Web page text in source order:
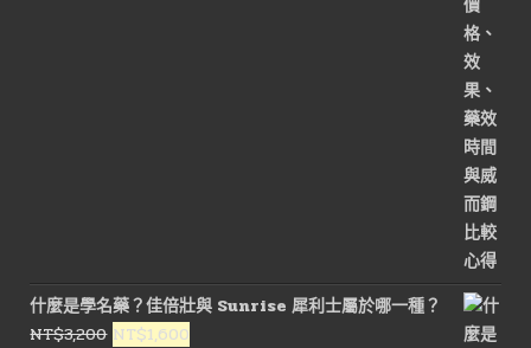
什麼是學名藥？佳倍壯與 Sunrise 犀利士屬於哪一種？
NT$3,200 原
NT$1,600